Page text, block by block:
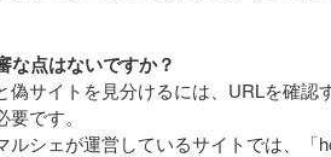
点はないですか？
偽サイトを見分けるには、URLを確
です。
ルシェが運営しているサイトでは、「